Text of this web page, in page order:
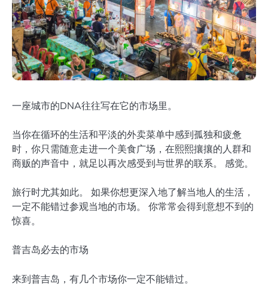
一座城市的DNA往往写在它的市场里。
当你在循环的生活和平淡的外卖菜单中感到孤独和疲惫
时，你只需随意走进一个美食广场，在熙熙攘攘的人群和
商贩的声音中，就足以再次感受到与世界的联系。 感觉。
旅行时尤其如此。 如果你想更深入地了解当地人的生活，
一定不能错过参观当地的市场。 你常常会得到意想不到的
惊喜。
普吉岛必去的市场
来到普吉岛，有几个市场你一定不能错过。